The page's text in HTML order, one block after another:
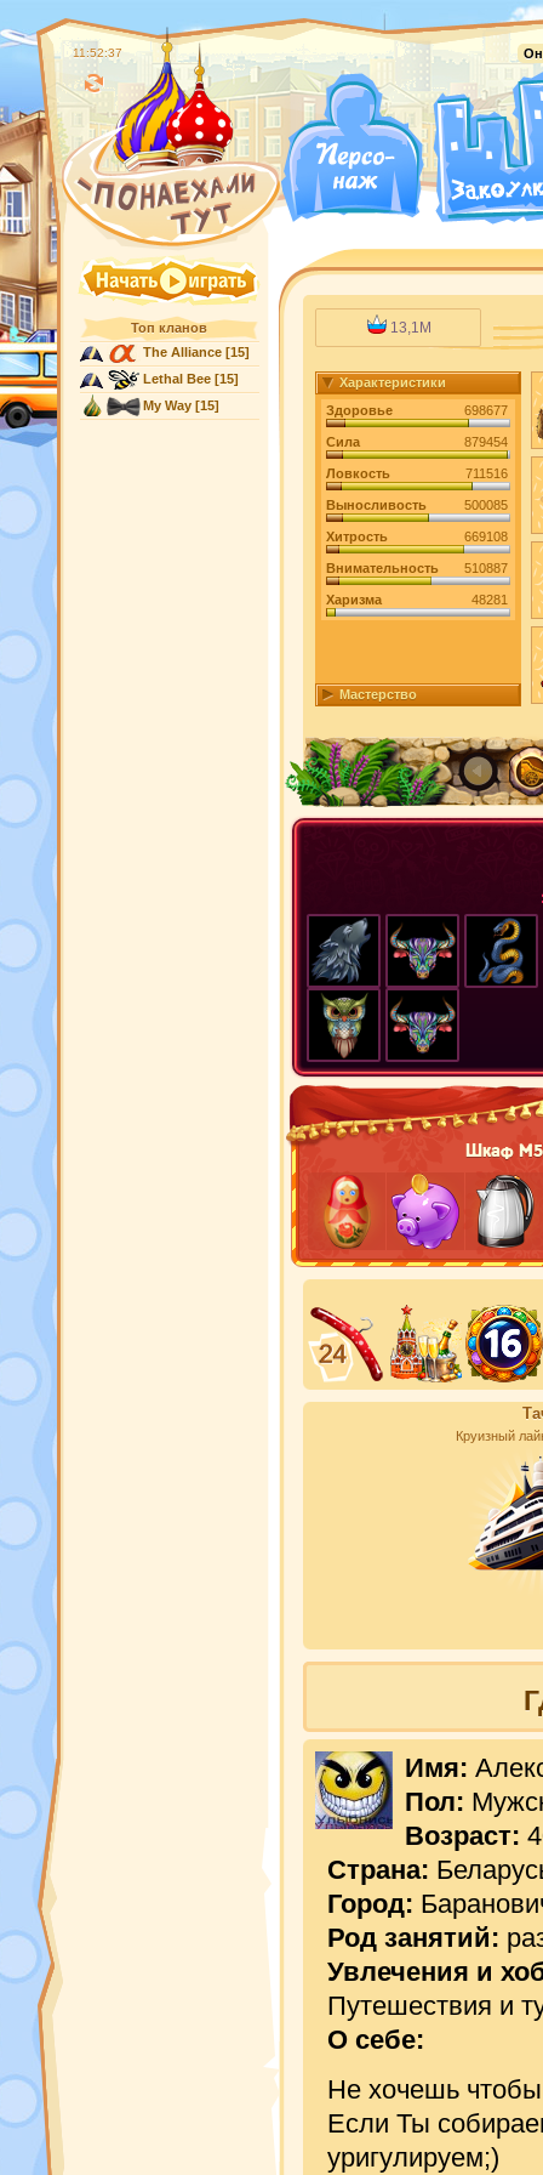
11:52:38
Топ кланов
The Alliance[15]
Lethal Bee[15]
My Way[15]
13,1M
Характеристики
Здоровье
698677
Сила 879454
Ловкость 711516
Выносливость 500085
Хитрость 669108
Внимательность 510887
Харизма 48281
Мастерство
Шкаф М5
Круизный
Имя:
Пол:
Возраст:
Страна:
Город:
Род занятий:
Увлечения и
Путешествия и
О себе:
Не хочешь
Если Ты
уригулируем;)